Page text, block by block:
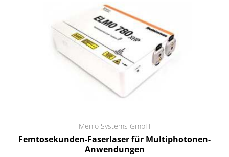
Menlo Systems GmbH
Femtosekunden-Faserlaser für Multiphotonen-
Anwendungen